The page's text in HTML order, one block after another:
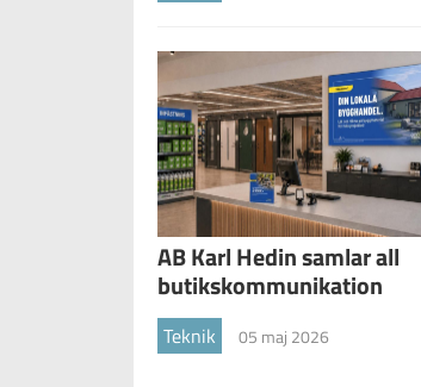
AB Karl Hedin samlar all
butikskommunikation
Teknik 05 maj 2026